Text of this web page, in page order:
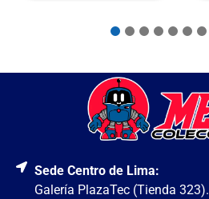
Sede Centro de Lima:
Galería PlazaTec (Tienda 323).